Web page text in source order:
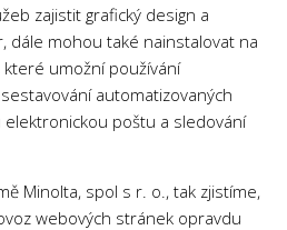
zajistit grafický design a
dále mohou také nainstalovat na
umožní používání
automatizovaných
poštu a sledování
Minolta, spol s r. o., tak zjistíme,
webových stránek opravdu